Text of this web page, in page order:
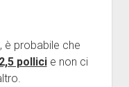
è probabile che
pollicie non ci